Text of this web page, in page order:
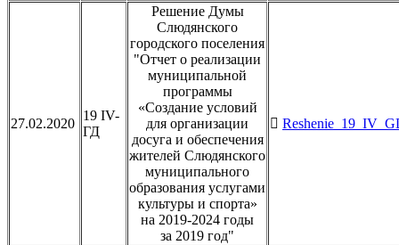
27.02.2020
19 IV-
ГД
Решение Думы
Слюдянского
городского поселения
"Отчет о реализации
муниципальной
программы
«Создание условий
для организации
досуга и обеспечения
жителей Слюдянского
муниципального
образования услугами
культуры и спорта»
на 2019-2024 годы
за 2019 год"